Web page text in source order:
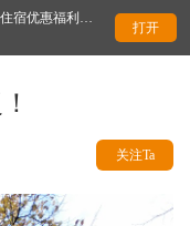
宿优惠福利… 这
打开
关注Ta